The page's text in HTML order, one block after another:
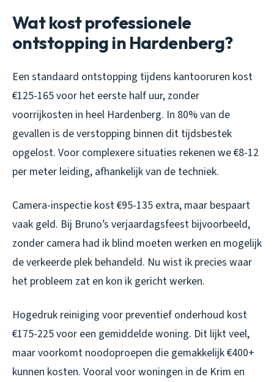
Wat kost professionele
ontstopping in Hardenberg?
Een standaard ontstopping tijdens kantooruren kost
€125-165 voor het eerste half uur, zonder
voorrijkosten in heel Hardenberg. In 80% van de
gevallen is de verstopping binnen dit tijdsbestek
opgelost. Voor complexere situaties rekenen we €8-12
per meter leiding, afhankelijk van de techniek.
Camera-inspectie kost €95-135 extra, maar bespaart
vaak geld. Bij Bruno’s verjaardagsfeest bijvoorbeeld,
zonder camera had ik blind moeten werken en mogelijk
de verkeerde plek behandeld. Nu wist ik precies waar
het probleem zat en kon ik gericht werken.
Hogedruk reiniging voor preventief onderhoud kost
€175-225 voor een gemiddelde woning. Dit lijkt veel,
maar voorkomt noodoproepen die gemakkelijk €400+
kunnen kosten. Vooral voor woningen in de Krim en